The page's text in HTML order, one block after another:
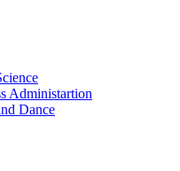
Administartion
Dance